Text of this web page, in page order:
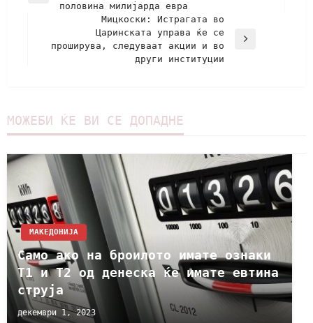
половина милијарда евра
Мицкоски: Истрагата во
Царинската управа ќе се
проширува, следуваат акции и во
други институции
МОЖЕБИ ЌЕ ВИ СЕ ДОПАДНЕ
МАКЕДОНИЈА
Само ако на броилото имате ознаки
Т1 и Т2 од денеска ќе имате евтина
струја
декември 1, 2023